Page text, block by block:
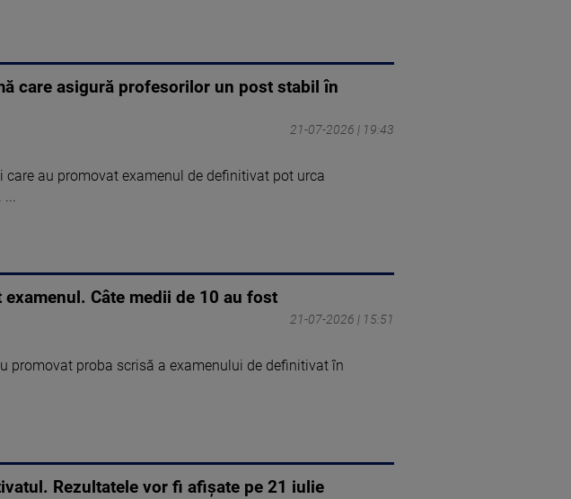
care asigură profesorilor un post stabil în
21-07-2026 | 19:43
care au promovat examenul de definitivat pot urca
...
Câte medii de 10 au fost
21-07-2026 | 15:51
promovat proba scrisă a examenului de definitivat în
Rezultatele vor fi afișate pe 21 iulie